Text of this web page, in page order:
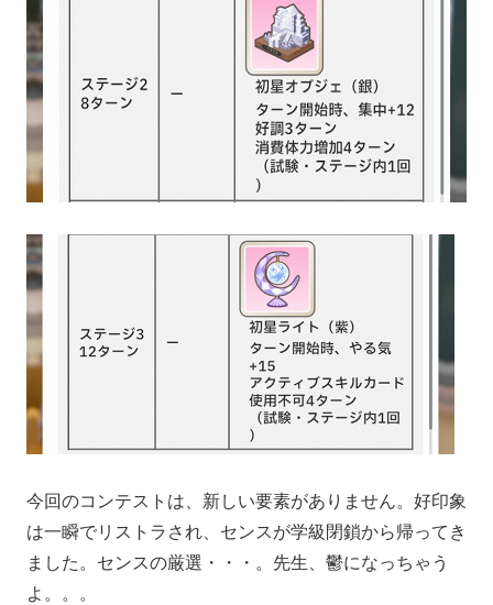
今回のコンテストは、新しい要素がありません。好印象
は一瞬でリストラされ、センスが学級閉鎖から帰ってき
ました。センスの厳選・・・。先生、鬱になっちゃう
よ。。。